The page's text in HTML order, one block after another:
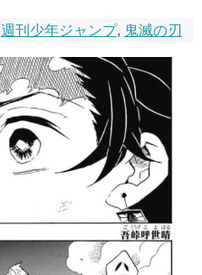
週刊少年ジャンプ, 鬼滅の刃